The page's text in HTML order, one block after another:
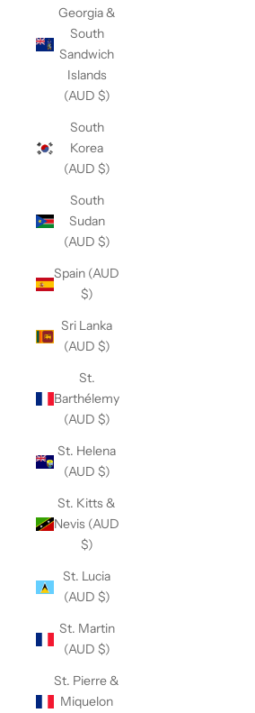
Georgia &
South
Sandwich
Islands
(AUD $)
South
Korea
(AUD $)
South
Sudan
(AUD $)
Spain (AUD
$)
Sri Lanka
(AUD $)
St.
Barthélemy
(AUD $)
St. Helena
(AUD $)
St. Kitts &
Nevis (AUD
$)
St. Lucia
(AUD $)
St. Martin
(AUD $)
St. Pierre &
Miquelon